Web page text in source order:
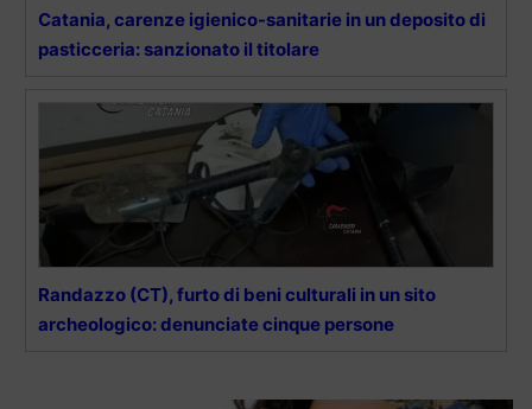
Catania, carenze igienico-sanitarie in un deposito di
pasticceria: sanzionato il titolare
Randazzo (CT), furto di beni culturali in un sito
archeologico: denunciate cinque persone